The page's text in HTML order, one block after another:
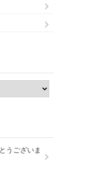
うございま